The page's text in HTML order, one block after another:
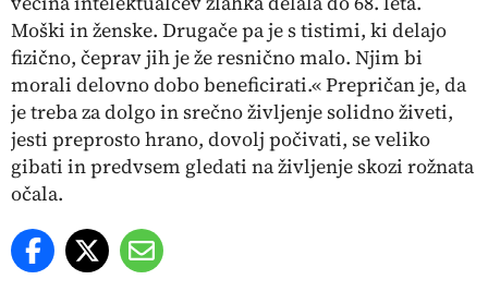
Moški in ženske. Drugače pa je s tistimi, ki delajo
fizično, čeprav jih je že resnično malo. Njim bi
morali delovno dobo beneficirati.« Prepričan je, da
je treba za dolgo in srečno življenje solidno živeti,
jesti preprosto hrano, dovolj počivati, se veliko
gibati in predvsem gledati na življenje skozi rožnata
očala.